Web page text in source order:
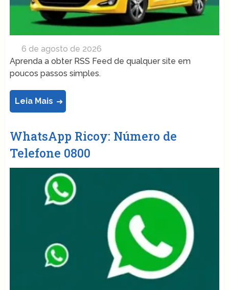
6 de agosto de 2026
Aprenda a obter RSS Feed de qualquer site em
poucos passos simples.
Leia Mais
WhatsApp Ricoy: Número de
Telefone 0800